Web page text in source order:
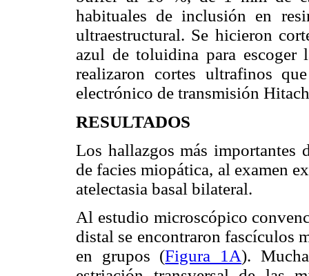
habituales de inclusión en
ultraestructural. Se hicieron
azul de toluidina para escoger
realizaron cortes ultrafinos
electrónico de transmisión
RESULTADOS
Los hallazgos más importantes
de facies miopática, al examen
atelectasia basal bilateral.
Al estudio microscópico
distal se encontraron fascículos
en grupos (Figura 1A).